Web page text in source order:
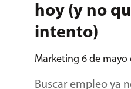
hoy (y no
intento)
Marketing 6 de mayo
Buscar empleo ya